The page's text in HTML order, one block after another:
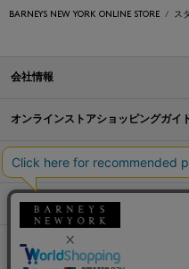
BARNEYS NEW YORK ONLINE STORE ス
会社情報
オンラインストアショッピングガイ
店舗情報
サービス